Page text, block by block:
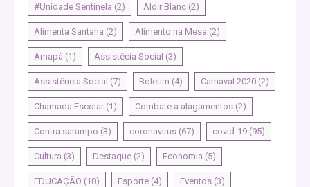
#Unidade Sentinela (2) Aldir Blanc (2)
Alimenta Santana (2) Alimento na Mesa (2)
Amapá (1) Assistêcia Social (3)
Assistência Social (7) Boletim (4) Carnaval 2020 (2)
Chamada Escolar (1) Combate a alagamentos (2)
Contra sarampo (3) coronavirus (67) covid-19 (95)
Cultura (3) Destaque (2) Economia (5)
EDUCAÇÃO (10) Esporte (4) Eventos (3)